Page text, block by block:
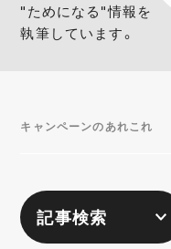
"ためになる"情報を
執筆しています。
キャンペーンのあれこれ
記事検索